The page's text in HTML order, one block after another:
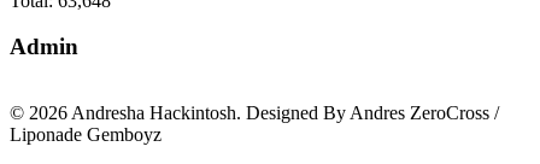
Admin
© 2026 Andresha Hackintosh. Designed By Andres ZeroCross /
Liponade Gemboyz